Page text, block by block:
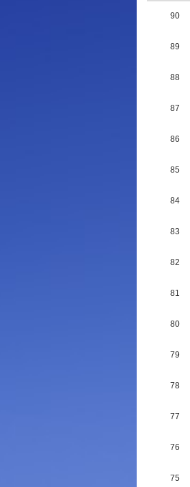
90
89
88
87
86
85
84
83
82
81
80
79
78
77
76
75